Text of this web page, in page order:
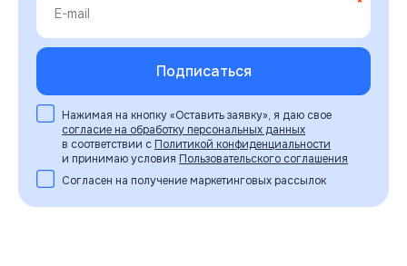
Нажимая на кнопку «Оставить заявку», я даю свое
согласие на обработку персональных данных
в соответствии с Политикой конфиденциальности
и принимаю условия Пользовательского соглашения
Согласен на получение маркетинговых рассылок